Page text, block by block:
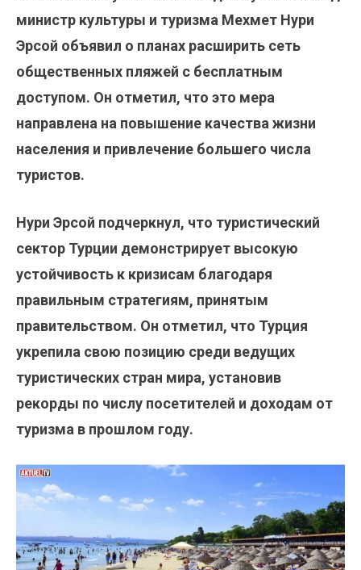
министр культуры и туризма Мехмет Нури
Эрсой объявил о планах расширить сеть
общественных пляжей с бесплатным
доступом. Он отметил, что это мера
направлена на повышение качества жизни
населения и привлечение большего числа
туристов.
Нури Эрсой подчеркнул, что туристический
сектор Турции демонстрирует высокую
устойчивость к кризисам благодаря
правильным стратегиям, принятым
правительством. Он отметил, что Турция
укрепила свою позицию среди ведущих
туристических стран мира, установив
рекорды по числу посетителей и доходам от
туризма в прошлом году.